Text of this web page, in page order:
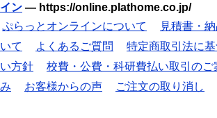
ン — https://online.plathome.co.jp/
ぷらっとオンラインについて
見積書・
て
よくあるご質問
特定商取引法に
方針
校費・公費・科研費払い取引のご
お客様からの声 ご注文の取り消し